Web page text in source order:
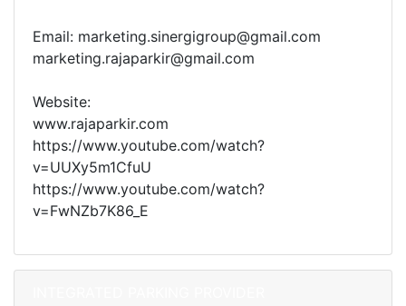
Email: marketing.sinergigroup@gmail.com
marketing.rajaparkir@gmail.com
Website:
www.rajaparkir.com
https://www.youtube.com/watch?
v=UUXy5m1CfuU
https://www.youtube.com/watch?
v=FwNZb7K86_E